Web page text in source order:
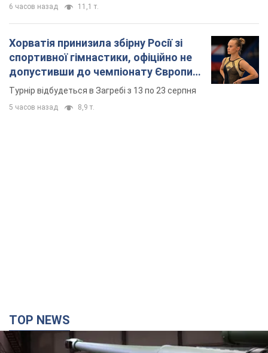
6 часов назад 11,1 т.
Хорватія принизила збірну Росії зі
спортивної гімнастики, офіційно не
допустивши до чемпіонату Європи
основних спортсменів
Турнір відбудеться в Загребі з 13 по 23 серпня
5 часов назад 8,9 т.
TOP NEWS